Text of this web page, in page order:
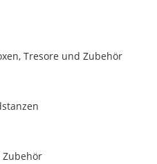
Tresore und Zubehör